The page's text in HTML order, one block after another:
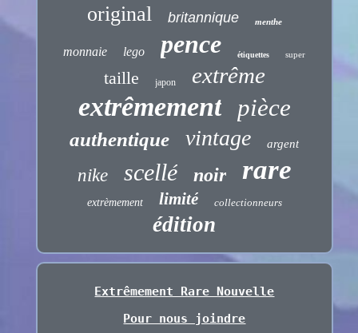
original britannique menthe
monnaie lego pence étiquettes super
taille japon extrême
extrêmement pièce
authentique vintage argent
nike scellé noir rare
extrèmement limité collectionneurs
édition
Extrêmement Rare Nouvelle
Pour nous joindre